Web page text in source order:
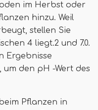
im Herbst oder
hinzu. Weil
stellen Sie
4 liegt.2 und 7.0.
Ergebnisse
den pH -Wert des
Pflanzen in